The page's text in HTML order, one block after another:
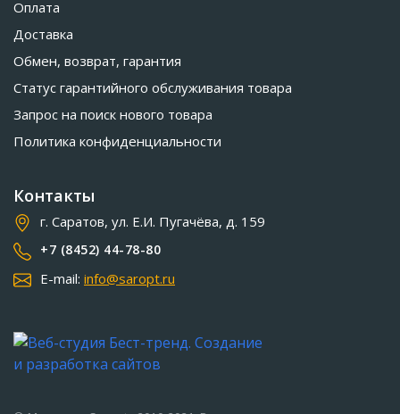
Оплата
Доставка
Обмен, возврат, гарантия
Статус гарантийного обслуживания товара
Запрос на поиск нового товара
Политика конфиденциальности
Контакты
г. Саратов, ул. Е.И. Пугачёва, д. 159
+7 (8452) 44-78-80
E-mail: info@saropt.ru